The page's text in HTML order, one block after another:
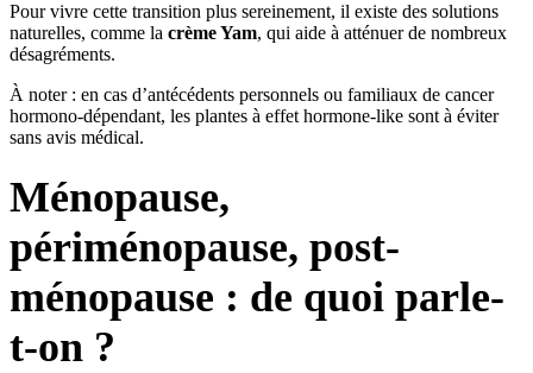
Pour vivre cette transition plus sereinement, il existe des solutions
naturelles, comme la crème Yam, qui aide à atténuer de nombreux
désagréments.
À noter : en cas d’antécédents personnels ou familiaux de cancer
hormono-dépendant, les plantes à effet hormone-like sont à éviter
sans avis médical.
Ménopause,
périménopause, post-
ménopause : de quoi parle-
t-on ?